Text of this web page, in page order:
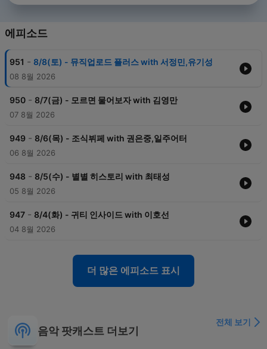
에피소드
951 - 8/8(토) - 뮤직업로드 플러스 with 서정민,유기성
08 8월 2026
950 - 8/7(금) - 모르면 물어보자 with 김영만
07 8월 2026
949 - 8/6(목) - 조식뷔페 with 권은중,일주어터
06 8월 2026
948 - 8/5(수) - 별별 히스토리 with 최태성
05 8월 2026
947 - 8/4(화) - 귀티 인사이드 with 이호선
04 8월 2026
더 많은 에피소드 표시
음악 팟캐스트 더보기
전체 보기